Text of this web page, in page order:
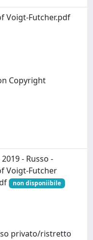
Voigt-Futcher.pdf
Copyright
- Russo -
Voigt‐Futcher
non disponiibile
privato/ristretto